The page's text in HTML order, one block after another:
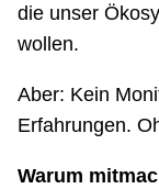
die unser
wollen.
Aber: Kein
Erfahrungen.
Warum